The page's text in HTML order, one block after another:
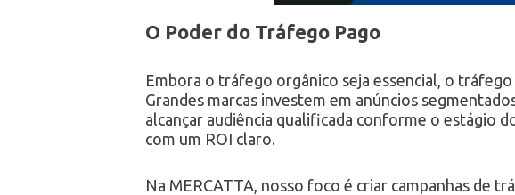
O Poder do Tráfego Pago
Embora o tráfego orgânico seja essencial, o
Grandes marcas investem em anúncios
alcançar audiência qualificada conforme o estágio
com um ROI claro.
Na MERCATTA, nosso foco é criar campanhas de